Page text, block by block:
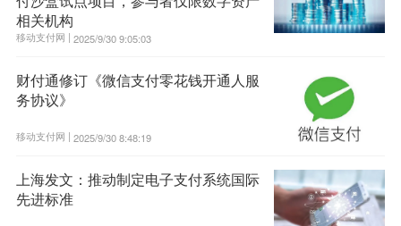
相关机构
移动支付网 | 2025/9/30 9:05:03
财付通修订《微信支付零花钱开通人服
务协议》
移动支付网 | 2025/9/30 8:48:19
上海发文：推动制定电子支付系统国际
先进标准